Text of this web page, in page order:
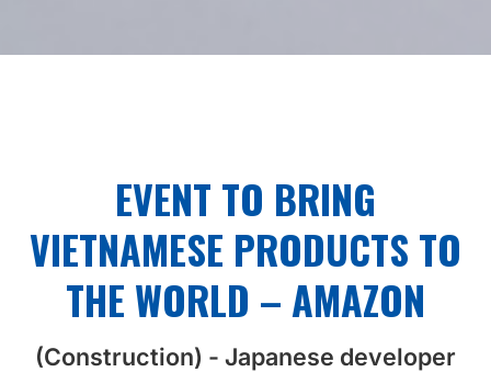
EVENT TO BRING
VIETNAMESE PRODUCTS TO
THE WORLD – AMAZON
(Construction) - Japanese developer